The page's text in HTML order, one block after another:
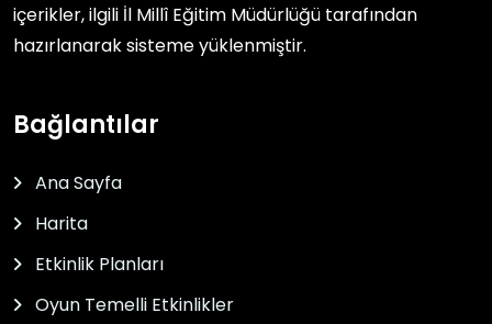
içerikler, ilgili İl Millî Eğitim Müdürlüğü tarafından
hazırlanarak sisteme yüklenmiştir.
Bağlantılar
Ana Sayfa
Harita
Etkinlik Planları
Oyun Temelli Etkinlikler